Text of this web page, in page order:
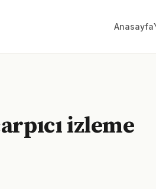
Anasayfa
izleme